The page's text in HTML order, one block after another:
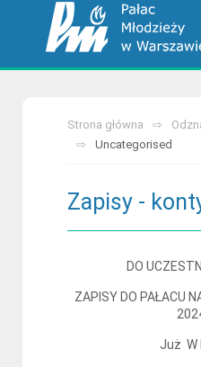
Strona główna
Uncategorised
Zapisy -
DO
ZAPISY DO PAŁACU
Już W